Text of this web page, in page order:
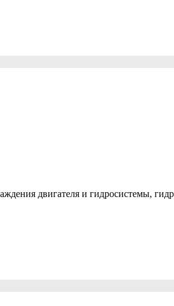
двигателя и гидросистемы,